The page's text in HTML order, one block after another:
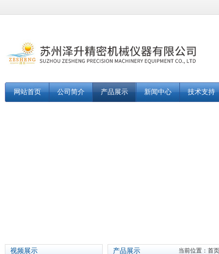
网站首页 公司简介 产品展示 新闻中心 技术支持
视频展示 产品展示 当前位置： 首页